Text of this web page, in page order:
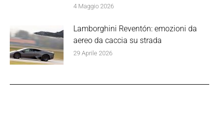
4 Maggio 2026
Lamborghini Reventón: emozioni da
aereo da caccia su strada
29 Aprile 2026